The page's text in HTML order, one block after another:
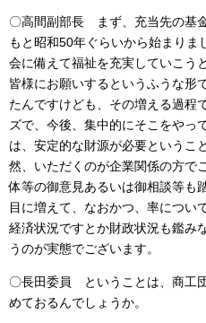
〇高間副部長 まず、充当先の基
もと昭和50年ぐらいから始まりま
会に備えて福祉を充実していこう
皆様にお願いするというふうな形
たんですけども、その増える過程
ズで、今後、集中的にそこをやっ
は、安定的な財源が必要というこ
然、いただくのが企業関係の方で
体等の御意見あるいは御相談等も
目に増えて、なおかつ、率につい
経済状況ですとか財政状況も鑑み
うのが実態でございます。
〇長田委員 ということは、商工
めておるんでしょうか。